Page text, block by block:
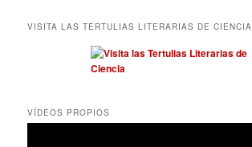
VISITA LAS TERTULIAS LITERARIAS DE CIENCIA
VÍDEOS PROPIOS